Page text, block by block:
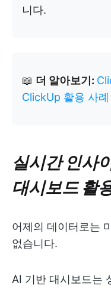
니다.
📖 더 알아보기:
ClickUp 활용 사례
실시간 인사
대시보드 활
어제의 데이터로는
없습니다.
AI 기반 대시보드는